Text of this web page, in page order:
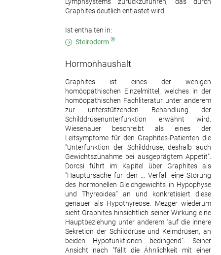
Lymphsystems zurückzuführen, das durch
Graphites deutlich entlastet wird.
Ist enthalten in:
Steiroderm ®
Hormonhaushalt
Graphites ist eines der wenigen
homöopathischen Einzelmittel, welches in der
homöopathischen Fachliteratur unter anderem
zur unterstützenden Behandlung der
Schilddrüsenunterfunktion erwähnt wird.
Wiesenauer beschreibt als eines der
Leitsymptome für den Graphites-Patienten die
"Unterfunktion der Schilddrüse, deshalb auch
Gewichtszunahme bei ausgeprägtem Appetit".
Dorcsi führt im Kapitel über Graphites als
"Hauptursache für den … Verfall eine Störung
des hormonellen Gleichgewichts in Hypophyse
und Thyreoidea" an und konkretisiert diese
genauer als Hypothyreose. Mezger wiederum
sieht Graphites hinsichtlich seiner Wirkung eine
Hauptbeziehung unter anderem "auf die innere
Sekretion der Schilddrüse und Keimdrüsen, an
beiden Hypofunktionen bedingend". Seiner
Ansicht nach "fällt die Ähnlichkeit mit einer